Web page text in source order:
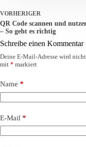
VORHERIGER
QR Code scannen und
– So geht es richtig
Schreibe einen Kommentar
Deine E-Mail-Adresse wird
mit * markiert
Name *
E-Mail *